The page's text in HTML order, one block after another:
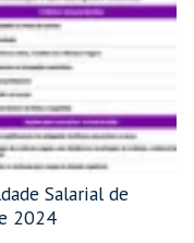
Salarial de
2024